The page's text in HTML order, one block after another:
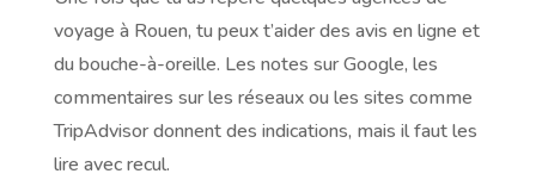
voyage à Rouen, tu peux t’aider des avis en ligne et
du bouche-à-oreille. Les notes sur Google, les
commentaires sur les réseaux ou les sites comme
TripAdvisor donnent des indications, mais il faut les
lire avec recul.